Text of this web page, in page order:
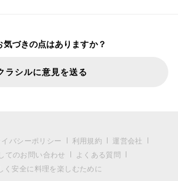
気づきの点はありますか？
ラシルに意見を送る
イバシーポリシー 利用規約
運営会社
てのお問い合わせ
よくある質問
く安全に料理を楽しむために